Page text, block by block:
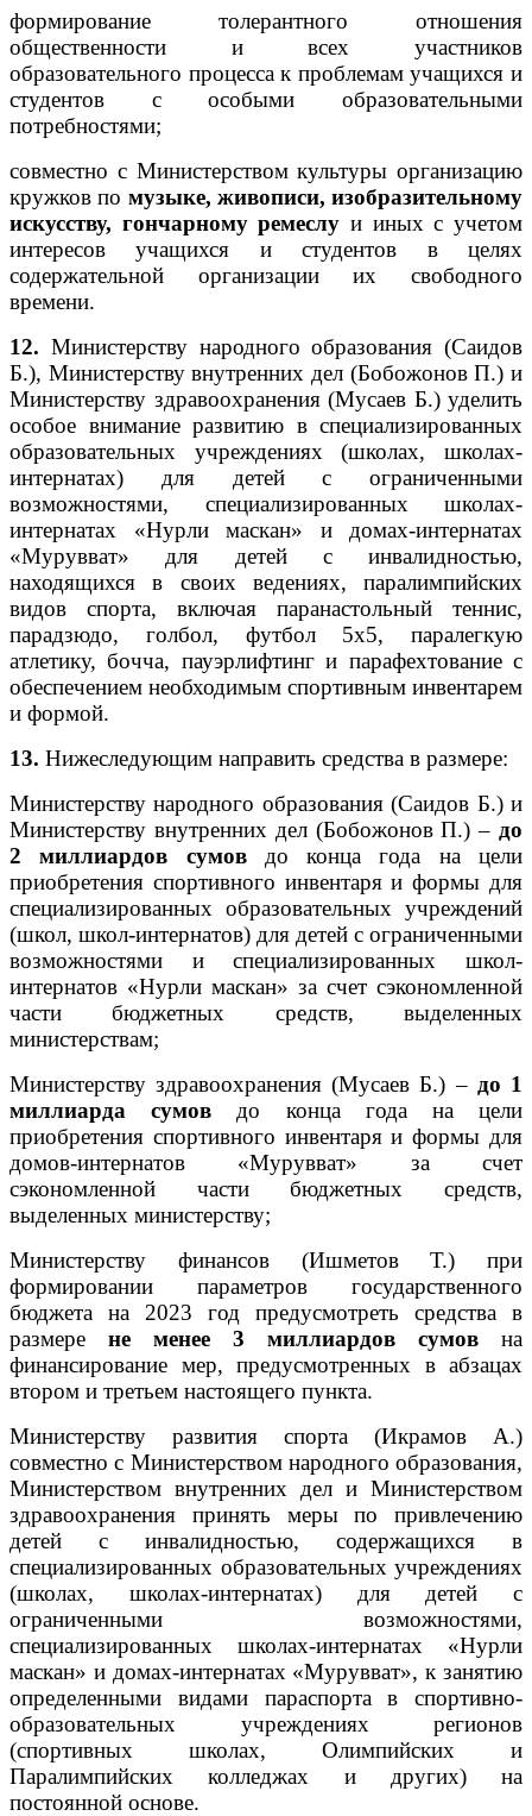
формирование толерантного отношения
общественности и всех участников
образовательного процесса к проблемам учащихся и
студентов с особыми образовательными
потребностями;
совместно с Министерством культуры организацию
кружков по музыке, живописи, изобразительному
искусству, гончарному ремеслу и иных с учетом
интересов учащихся и студентов в целях
содержательной организации их свободного
времени.
12. Министерству народного образования (Саидов
Б.), Министерству внутренних дел (Бобожонов П.) и
Министерству здравоохранения (Мусаев Б.) уделить
особое внимание развитию в специализированных
образовательных учреждениях (школах, школах-
интернатах) для детей с ограниченными
возможностями, специализированных школах-
интернатах «Нурли маскан» и домах-интернатах
«Мурувват» для детей с инвалидностью,
находящихся в своих ведениях, паралимпийских
видов спорта, включая паранастольный теннис,
парадзюдо, голбол, футбол 5х5, паралегкую
атлетику, бочча, пауэрлифтинг и парафехтование с
обеспечением необходимым спортивным инвентарем
и формой.
13. Нижеследующим направить средства в размере:
Министерству народного образования (Саидов Б.) и
Министерству внутренних дел (Бобожонов П.) – до
2 миллиардов сумовдо конца года на цели
приобретения спортивного инвентаря и формы для
специализированных образовательных учреждений
(школ, школ-интернатов) для детей с ограниченными
возможностями и специализированных школ-
интернатов «Нурли маскан» за счет сэкономленной
части бюджетных средств, выделенных
министерствам;
Министерству здравоохранения (Мусаев Б.) – до 1
миллиарда сумов до конца года на цели
приобретения спортивного инвентаря и формы для
домов-интернатов «Мурувват» за счет
сэкономленной части бюджетных средств,
выделенных министерству;
Министерству финансов (Ишметов Т.) при
формировании параметров государственного
бюджета на 2023 год предусмотреть средства в
размере не менее 3 миллиардов сумов на
финансирование мер, предусмотренных в абзацах
втором и третьем настоящего пункта.
Министерству развития спорта (Икрамов А.)
совместно с Министерством народного образования,
Министерством внутренних дел и Министерством
здравоохранения принять меры по привлечению
детей с инвалидностью, содержащихся в
специализированных образовательных учреждениях
(школах, школах-интернатах) для детей с
ограниченными возможностями,
специализированных школах-интернатах «Нурли
маскан» и домах-интернатах «Мурувват», к занятию
определенными видами параспорта в спортивно-
образовательных учреждениях регионов
(спортивных школах, Олимпийских и
Паралимпийских колледжах и других) на
постоянной основе.